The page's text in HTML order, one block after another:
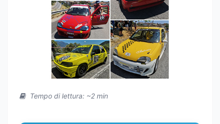
Tempo di lettura: ~2 min